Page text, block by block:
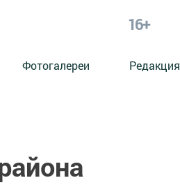
16+
Фотогалереи Редакция